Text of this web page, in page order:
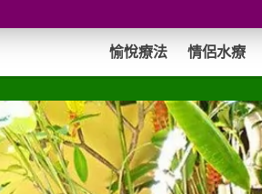
愉悅療法 情侶水療